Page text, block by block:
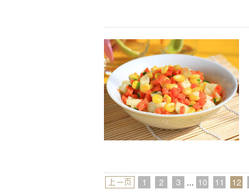
1 2 3 ... 10 11 12